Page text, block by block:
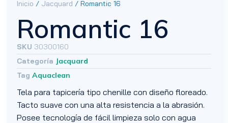
Inicio / Jacquard / Romantic 16
Romantic 16
SKU 30300160
Categoría Jacquard
Tag Aquaclean
Tela para tapicería tipo chenille con diseño floreado.
Tacto suave con una alta resistencia a la abrasión.
Posee tecnología de fácil limpieza solo con agua